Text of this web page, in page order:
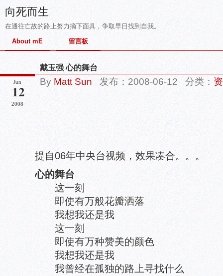
向死而生
在通往亡故的路上努力摘下面具，争取早日找到自我。
About mE
留言板
Jun
12
2008
戴玉强 心的舞台
By Matt Sun 发布：2008-06-12 分类：
提自06年中央台视频，效果凑合。。。
心的舞台
这一刻
即使有万般花瓣洒落
我想我还是我
这一刻
即使有万种赞美的颜色
我想我还是我
我曾经在孤独的路上寻找什么